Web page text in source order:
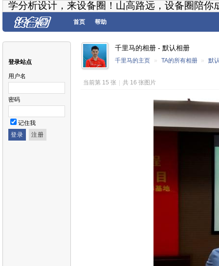
学分析设计，来设备圈！山高路远，设备圈陪你
首页 帮助
登录站点
用户名
密码
记住我
千里马的相册 - 默认相册
千里马的主页 » TA的所有相册 » 默
当前第 15 张 共 16 张图片